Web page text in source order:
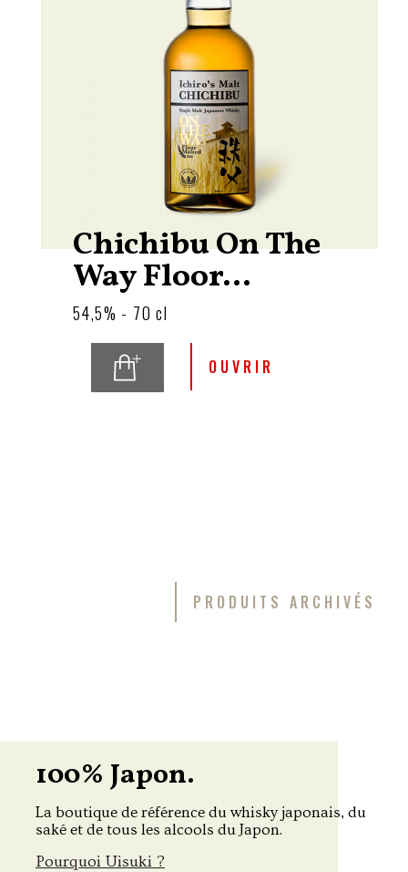
Chichibu On The
Way Floor...
54,5% - 70 cl
OUVRIR
PRODUITS ARCHIVÉS
100% Japon.
La boutique de référence du whisky japonais, du
saké et de tous les alcools du Japon.
Pourquoi Uisuki ?